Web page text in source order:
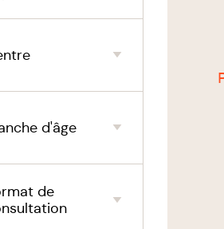
d'âge
de